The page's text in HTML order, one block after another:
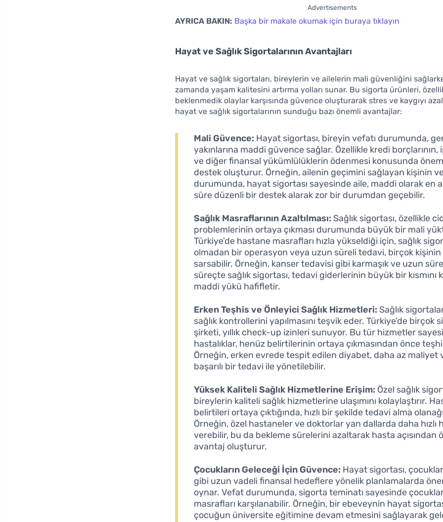
Advertisements
AYRICA BAKIN: Başka bir makale okumak için buraya tıklayın
Hayat ve Sağlık Sigortalarının Avantajları
Hayat ve sağlık sigortaları, bireylerin ve ailelerin mali güvenliğini
zamanda yaşam kalitesini artırma yolları sunar. Bu sigorta ürünleri,
beklenmedik olaylar karşısında güvence oluşturarak stres ve kaygıyı
hayat ve sağlık sigortalarının sunduğu bazı önemli avantajlar:
Mali Güvence: Hayat sigortası, bireyin vefatı durumunda,
yakınlarına maddi güvence sağlar. Özellikle kredi
ve diğer finansal yükümlülüklerin ödenmesi konusunda
destek oluşturur. Örneğin, ailenin geçimini sağlayan kişinin
durumunda, hayat sigortası sayesinde aile, maddi olarak en
süre düzenli bir destek alarak zor bir durumdan geçebilir.
Sağlık Masraflarının Azaltılması: Sağlık sigortası, özellikle
problemlerinin ortaya çıkması durumunda büyük bir mali
Türkiye’de hastane masrafları hızla yükseldiği için, sağlık
olmadan bir operasyon veya uzun süreli tedavi, birçok
sarsabilir. Örneğin, kanser tedavisi gibi karmaşık ve uzun
süreçte sağlık sigortası, tedavi giderlerinin büyük bir kısmını
maddi yükü hafifletir.
Erken Teşhis ve Önleyici Sağlık Hizmetleri: Sağlık
sağlık kontrollerini yapılmasını teşvik eder. Türkiye’de birçok
şirketi, yıllık check-up izinleri sunuyor. Bu tür hizmetler
hastalıklar, henüz belirtilerinin ortaya çıkmasından önce
Örneğin, erken evrede tespit edilen diyabet, daha az maliyet
başarılı bir tedavi ile yönetilebilir.
Yüksek Kaliteli Sağlık Hizmetlerine Erişim: Özel sağlık
bireylerin kaliteli sağlık hizmetlerine ulaşımını kolaylaştırır.
belirtileri ortaya çıktığında, hızlı bir şekilde tedavi alma
Örneğin, özel hastaneler ve doktorlar yan dallarda daha hızlı
verebilir, bu da bekleme sürelerini azaltarak hasta açısından
avantaj oluşturur.
Çocukların Geleceği İçin Güvence: Hayat sigortası,
gibi uzun vadeli finansal hedeflere yönelik planlamalarda
oynar. Vefat durumunda, sigorta teminatı sayesinde
masrafları karşılanabilir. Örneğin, bir ebeveynin hayat
çocuğun üniversite eğitimine devam etmesini sağlayarak